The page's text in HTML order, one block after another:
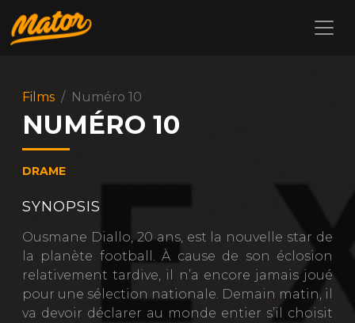
Films Numéro 10
NUMÉRO 10
DRAME
SYNOPSIS
Ousmane Diallo, 20 ans, est la nouvelle star de
la planète football. À cause de son éclosion
relativement tardive, il n’a encore jamais joué
pour une sélection nationale. Demain matin, il
va devoir déclarer au monde entier s’il choisit